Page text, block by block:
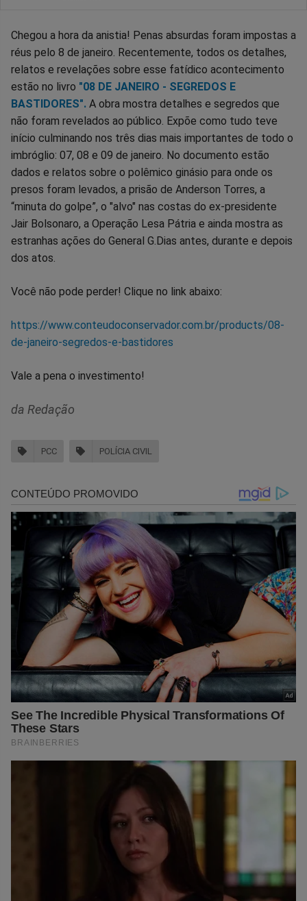
Chegou a hora da anistia! Penas absurdas foram impostas a
réus pelo 8 de janeiro. Recentemente, todos os detalhes,
relatos e revelações sobre esse fatídico acontecimento
estão no livro "08 DE JANEIRO - SEGREDOS E
BASTIDORES". A obra mostra detalhes e segredos que
não foram revelados ao público. Expõe como tudo teve
início culminando nos três dias mais importantes de todo o
imbróglio: 07, 08 e 09 de janeiro. No documento estão
dados e relatos sobre o polêmico ginásio para onde os
presos foram levados, a prisão de Anderson Torres, a
“minuta do golpe”, o "alvo" nas costas do ex-presidente
Jair Bolsonaro, a Operação Lesa Pátria e ainda mostra as
estranhas ações do General G.Dias antes, durante e depois
dos atos.
Você não pode perder! Clique no link abaixo:
https://www.conteudoconservador.com.br/products/08-
de-janeiro-segredos-e-bastidores
Vale a pena o investimento!
da Redação
PCC POLÍCIA CIVIL